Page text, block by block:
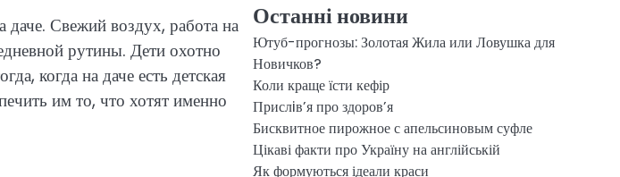
Свежий воздух, работа на
рутины. Дети охотно
когда на даче есть детская
им то, что хотят именно
Останні новини
Ютуб-прогнозы: Золотая Жила или Ловушка для
Новичков?
Коли краще їсти кефір
Прислiв’я про здоров’я
Бисквитное пирожное с апельсиновым суфле
Цікаві факти про Україну на англійській
Як формуються ідеали краси